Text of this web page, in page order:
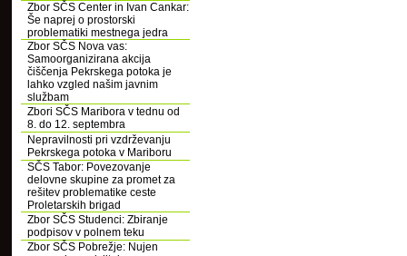
Zbor SČS Center in Ivan Cankar:
Še naprej o prostorski
problematiki mestnega jedra
Zbor SČS Nova vas:
Samoorganizirana akcija
čiščenja Pekrskega potoka je
lahko vzgled našim javnim
službam
Zbori SČS Maribora v tednu od
8. do 12. septembra
Nepravilnosti pri vzdrževanju
Pekrskega potoka v Mariboru
SČS Tabor: Povezovanje
delovne skupine za promet za
rešitev problematike ceste
Proletarskih brigad
Zbor SČS Studenci: Zbiranje
podpisov v polnem teku
Zbor SČS Pobrežje: Nujen